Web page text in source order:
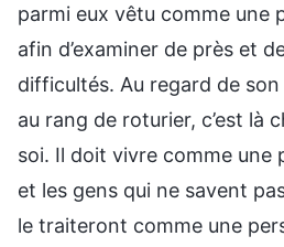
parmi eux vêtu comme une
afin d’examiner de près et
difficultés. Au regard de
au rang de roturier, c’est là
soi. Il doit vivre comme une
et les gens qui ne savent
le traiteront comme une